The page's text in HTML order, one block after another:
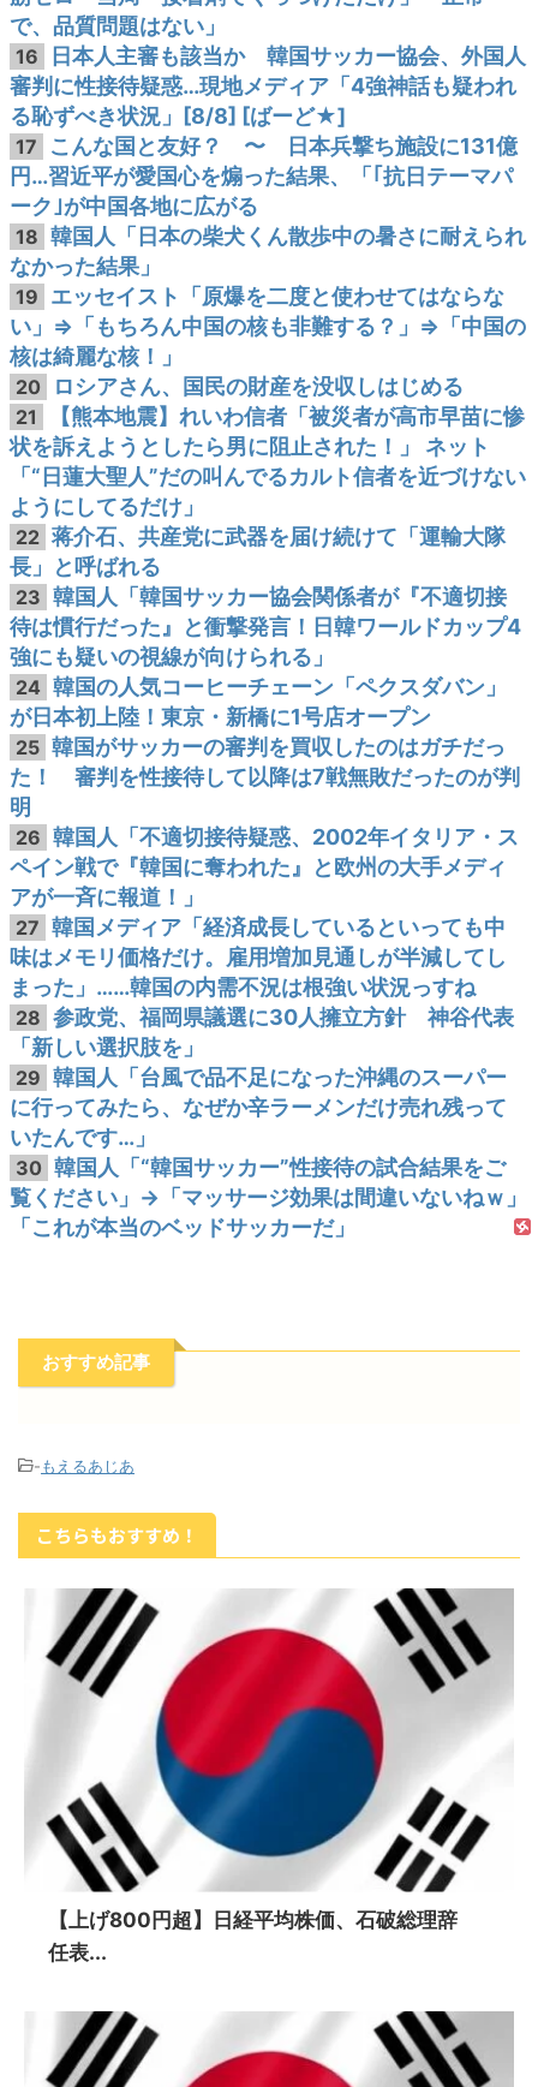
で、品質問題はない」
16
日本人主審も該当か 韓国サッカー協会、外国人
審判に性接待疑惑…現地メディア「4強神話も疑われ
る恥ずべき状況」[8/8] [ばーど★]
17
こんな国と友好？ 〜 日本兵撃ち施設に131億
円…習近平が愛国心を煽った結果、「｢抗日テーマパ
ーク｣が中国各地に広がる
18 韓国人「日本の柴犬くん散歩中の暑さに耐えられ
なかった結果」
19 エッセイスト「原爆を二度と使わせてはならな
い」⇒「もちろん中国の核も非難する？」⇒「中国の
核は綺麗な核！」
20 ロシアさん、国民の財産を没収しはじめる
21
【熊本地震】れいわ信者「被災者が高市早苗に惨
状を訴えようとしたら男に阻止された！」 ネット
「“日蓮大聖人”だの叫んでるカルト信者を近づけない
ようにしてるだけ」
22 蒋介石、共産党に武器を届け続けて「運輸大隊
長」と呼ばれる
23 韓国人「韓国サッカー協会関係者が『不適切接
待は慣行だった』と衝撃発言！日韓ワールドカップ4
強にも疑いの視線が向けられる」
24 韓国の人気コーヒーチェーン「ペクスダバン」
が日本初上陸！東京・新橋に1号店オープン
25 韓国がサッカーの審判を買収したのはガチだっ
た！ 審判を性接待して以降は7戦無敗だったのが判
明
26 韓国人「不適切接待疑惑、2002年イタリア・ス
ペイン戦で『韓国に奪われた』と欧州の大手メディ
アが一斉に報道！」
27 韓国メディア「経済成長しているといっても中
味はメモリ価格だけ。雇用増加見通しが半減してし
まった」……韓国の内需不況は根強い状況っすね
28 参政党、福岡県議選に30人擁立方針 神谷代表
「新しい選択肢を」
29 韓国人「台風で品不足になった沖縄のスーパー
に行ってみたら、なぜか辛ラーメンだけ売れ残って
いたんです…」
30 韓国人「“韓国サッカー”性接待の試合結果をご
覧ください」→「マッサージ効果は間違いないねｗ」
「これが本当のベッドサッカーだ」
おすすめ記事
-もえるあじあ
こちらもおすすめ！
【上げ800円超】日経平均株価、石破総理辞
任表...